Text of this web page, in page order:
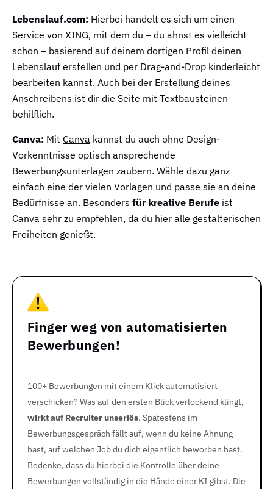
Lebenslauf.com: Hierbei handelt es sich um einen
Service von XING, mit dem du – du ahnst es vielleicht
schon – basierend auf deinem dortigen Profil deinen
Lebenslauf erstellen und per Drag-and-Drop kinderleicht
bearbeiten kannst. Auch bei der Erstellung deines
Anschreibens ist dir die Seite mit Textbausteinen
behilflich.
Canva: Mit Canva kannst du auch ohne Design-
Vorkenntnisse optisch ansprechende
Bewerbungsunterlagen zaubern. Wähle dazu ganz
einfach eine der vielen Vorlagen und passe sie an deine
Bedürfnisse an. Besonders für kreative Berufe ist
Canva sehr zu empfehlen, da du hier alle gestalterischen
Freiheiten genießt.
Finger weg von automatisierten
Bewerbungen!
100+ Bewerbungen mit einem Klick automatisiert
verschicken? Was auf den ersten Blick verlockend klingt,
wirkt auf Recruiter unseriös. Spätestens im
Bewerbungsgespräch fällt auf, wenn du keine Ahnung
hast, auf welchen Job du dich eigentlich beworben hast.
Bedenke, dass du hierbei die Kontrolle über deine
Bewerbungen vollständig in die Hände einer KI gibst. Die